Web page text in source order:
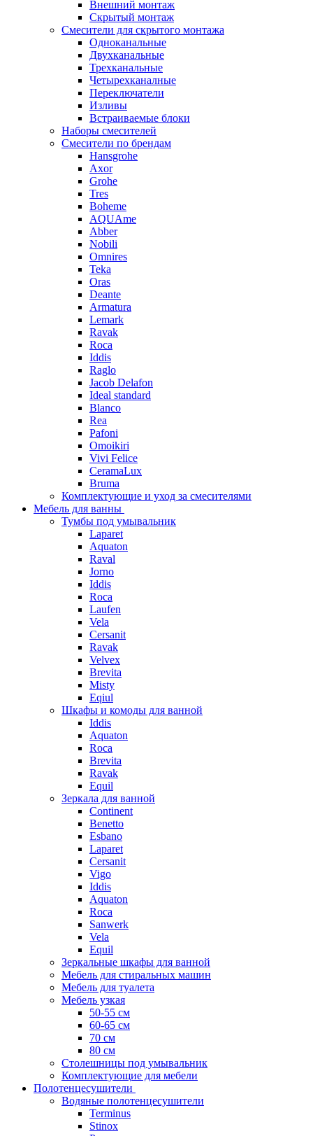
Внешний монтаж
Скрытый монтаж
Смесители для скрытого монтажа
Одноканальные
Двухканальные
Трехканальные
Четырехканалные
Переключатели
Изливы
Встраиваемые блоки
Наборы смесителей
Смесители по брендам
Hansgrohe
Axor
Grohe
Tres
Boheme
AQUAme
Abber
Nobili
Omnires
Teka
Oras
Deante
Armatura
Lemark
Ravak
Roca
Iddis
Raglo
Jacob Delafon
Ideal standard
Blanco
Rea
Pafoni
Omoikiri
Vivi Felice
CeramaLux
Bruma
Комплектующие и уход за смесителями
Мебель для ванны
Тумбы под умывальник
Laparet
Aquaton
Raval
Jorno
Iddis
Roca
Laufen
Vela
Cersanit
Ravak
Velvex
Brevita
Misty
Eqiul
Шкафы и комоды для ванной
Iddis
Aquaton
Roca
Brevita
Ravak
Equil
Зеркала для ванной
Continent
Benetto
Esbano
Laparet
Cersanit
Vigo
Iddis
Aquaton
Roca
Sanwerk
Vela
Equil
Зеркальные шкафы для ванной
Мебель для стиральных машин
Мебель для туалета
Мебель узкая
50-55 см
60-65 см
70 см
80 см
Столешницы под умывальник
Комплектующие для мебели
Полотенцесушители
Водяные полотенцесушители
Terminus
Stinox